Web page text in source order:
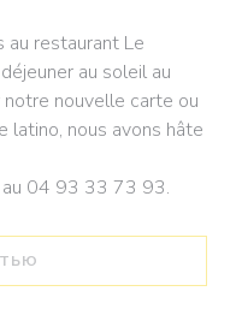
au restaurant Le
au soleil au
nouvelle carte ou
latino, nous avons hâte
04 93 33 73 93.